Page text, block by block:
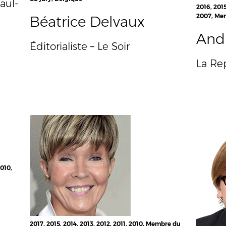
2016,
2007,
La
Béatrice Delvaux
Éditorialiste – Le Soir
2017, 2015, 2014, 2013, 2012, 2011, 2010, Membre du